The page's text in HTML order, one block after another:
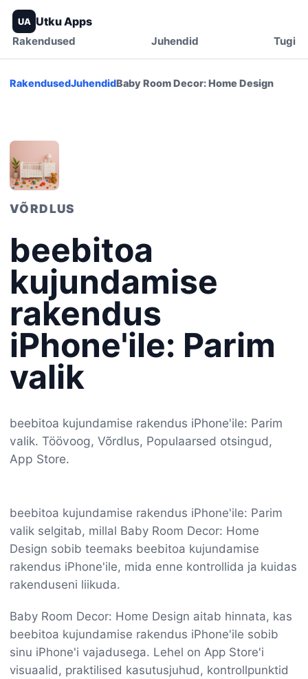
UA Utku Apps
Rakendused Juhendid Tugi
RakendusedJuhendidBaby Room Decor: Home Design
VÕRDLUS
beebitoa
kujundamise
rakendus
iPhone'ile: Parim
valik
beebitoa kujundamise rakendus iPhone'ile: Parim
valik. Töövoog, Võrdlus, Populaarsed otsingud,
App Store.
beebitoa kujundamise rakendus iPhone'ile: Parim
valik selgitab, millal Baby Room Decor: Home
Design sobib teemaks beebitoa kujundamise
rakendus iPhone'ile, mida enne kontrollida ja kuidas
rakenduseni liikuda.
Baby Room Decor: Home Design aitab hinnata, kas
beebitoa kujundamise rakendus iPhone'ile sobib
sinu iPhone'i vajadusega. Lehel on App Store'i
visuaalid, praktilised kasutusjuhud, kontrollpunktid